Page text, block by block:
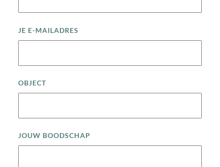
JE E-MAILADRES
OBJECT
JOUW BOODSCHAP